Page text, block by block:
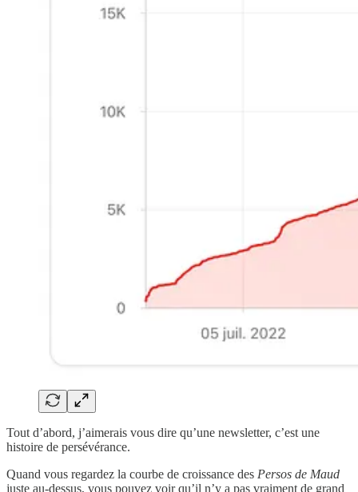
Tout d’abord, j’aimerais vous dire qu’une newsletter, c’est une
histoire de persévérance.
Quand vous regardez la courbe de croissance des Persos de Maud
juste au-dessus, vous pouvez voir qu’il n’y a pas vraiment de grand